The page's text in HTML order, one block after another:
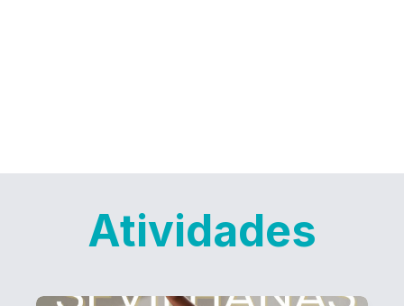
Atividades